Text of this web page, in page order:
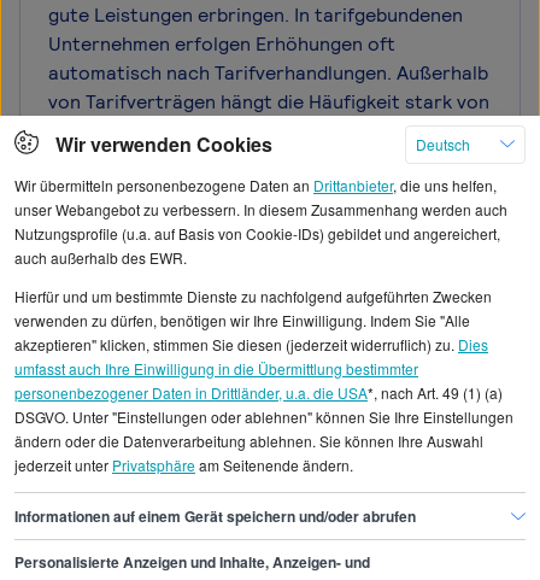
gute Leistungen erbringen. In tarifgebundenen
Unternehmen erfolgen Erhöhungen oft
automatisch nach Tarifverhandlungen. Außerhalb
von Tarifverträgen hängt die Häufigkeit stark von
der Unternehmenspolitik und Ihrer individuellen
Leistung ab. Besonders gute Zeitpunkte sind
Jahresgespräche, nach erfolgreichen Projekten
oder bei Übernahme zusätzlicher Verantwortung.
Realistisch sind Erhöhungen von drei bis fünf
Gehaltssteigerungen erreichen Industriemeister
Kunststoff und Kautschuk oft durch einen
Jobwechsel – hier sind Sprünge von 10 bis 20
Prozent möglich. Wichtig ist, Verhandlungen gut
vorzubereiten und konkrete Erfolge sowie
Marktwerte zu dokumentieren.
Wir verwenden Cookies
Deutsch
Wir übermitteln personenbezogene Daten an Drittanbieter, die uns helfen,
unser Webangebot zu verbessern. In diesem Zusammenhang werden auch
Nutzungsprofile (u.a. auf Basis von Cookie-IDs) gebildet und angereichert,
auch außerhalb des EWR.
Hierfür und um bestimmte Dienste zu nachfolgend aufgeführten Zwecken
verwenden zu dürfen, benötigen wir Ihre Einwilligung. Indem Sie "Alle
akzeptieren" klicken, stimmen Sie diesen (jederzeit widerruflich) zu. Dies
umfasst auch Ihre Einwilligung in die Übermittlung bestimmter
personenbezogener Daten in Drittländer, u.a. die USA*, nach Art. 49 (1) (a)
DSGVO. Unter "Einstellungen oder ablehnen" können Sie Ihre Einstellungen
ändern oder die Datenverarbeitung ablehnen. Sie können Ihre Auswahl
jederzeit unter Privatsphäream Seitenende ändern.
Informationen auf einem Gerät speichern und/oder abrufen
Personalisierte Anzeigen und Inhalte, Anzeigen- und